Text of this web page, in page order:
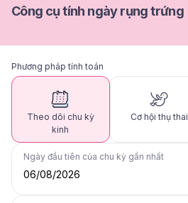
Công cụ tính ngày rụng trứng
Phương pháp tính toán
Theo dõi chu kỳ
kinh
Cơ hội thụ thai
Ngày đầu tiên của chu kỳ gần nhất
06/08/2026